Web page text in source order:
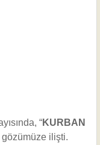
“KURBAN
gözümüze ilişti.